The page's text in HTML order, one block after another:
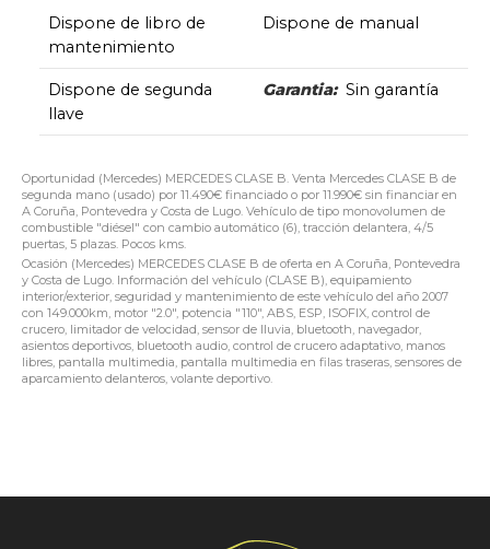
Dispone de libro de
mantenimiento
Dispone de manual
Dispone de segunda
llave
Garantia: Sin garantía
Oportunidad (Mercedes) MERCEDES CLASE B. Venta Mercedes CLASE B de
segunda mano (usado) por 11.490€ financiado o por 11.990€ sin financiar en
A Coruña, Pontevedra y Costa de Lugo. Vehículo de tipo monovolumen de
combustible "diésel" con cambio automático (6), tracción delantera, 4/5
puertas, 5 plazas. Pocos kms.
Ocasión (Mercedes) MERCEDES CLASE B de oferta en A Coruña, Pontevedra
y Costa de Lugo. Información del vehículo (CLASE B), equipamiento
interior/exterior, seguridad y mantenimiento de este vehículo del año 2007
con 149.000km, motor "2.0", potencia "110", ABS, ESP, ISOFIX, control de
crucero, limitador de velocidad, sensor de lluvia, bluetooth, navegador,
asientos deportivos, bluetooth audio, control de crucero adaptativo, manos
libres, pantalla multimedia, pantalla multimedia en filas traseras, sensores de
aparcamiento delanteros, volante deportivo.